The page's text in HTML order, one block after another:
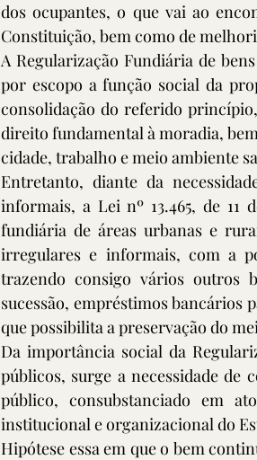
dos ocupantes, o que vai ao
Constituição, bem como de
A Regularização Fundiária de
por escopo a função social da
consolidação do referido
direito fundamental à moradia,
cidade, trabalho e meio ambiente
Entretanto, diante da
informais, a Lei nº 13.465, de 11
fundiária de áreas urbanas e
irregulares e informais, com a
trazendo consigo vários outros
sucessão, empréstimos bancários
que possibilita a preservação do
Da importância social da
públicos, surge a necessidade de
público, consubstanciado em
institucional e organizacional do
Hipótese essa em que o bem